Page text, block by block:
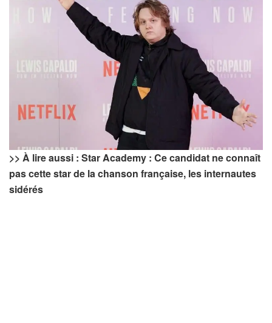
>> À lire aussi : Star Academy : Ce candidat ne connaît
pas cette star de la chanson française, les internautes
sidérés